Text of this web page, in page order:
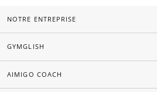
NOTRE ENTREPRISE
GYMGLISH
AIMIGO COACH